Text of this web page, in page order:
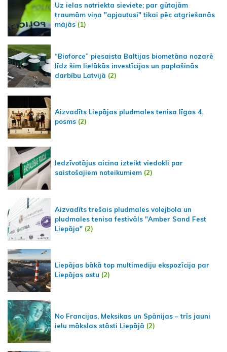
Uz ielas notriekta sieviete; par gūtajām
traumām viņa "apjautusi" tikai pēc atgriešanās
mājās (1)
“Bioforce” piesaista Baltijas biometāna nozarē
līdz šim lielākās investīcijas un paplašinās
darbību Latvijā (2)
Aizvadīts Liepājas pludmales tenisa līgas 4.
posms (2)
Iedzīvotājus aicina izteikt viedokli par
saistošajiem noteikumiem (2)
Aizvadīts trešais pludmales volejbola un
pludmales tenisa festivāls "Amber Sand Fest
Liepāja" (2)
Liepājas bākā top multimediju ekspozīcija par
Liepājas ostu (2)
No Francijas, Meksikas un Spānijas – trīs jauni
ielu mākslas stāsti Liepājā (2)